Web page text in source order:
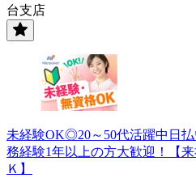
台支店
未経験OK◎20～50代活躍中日
務経験1年以上の方大歓迎！【
Ｋ】